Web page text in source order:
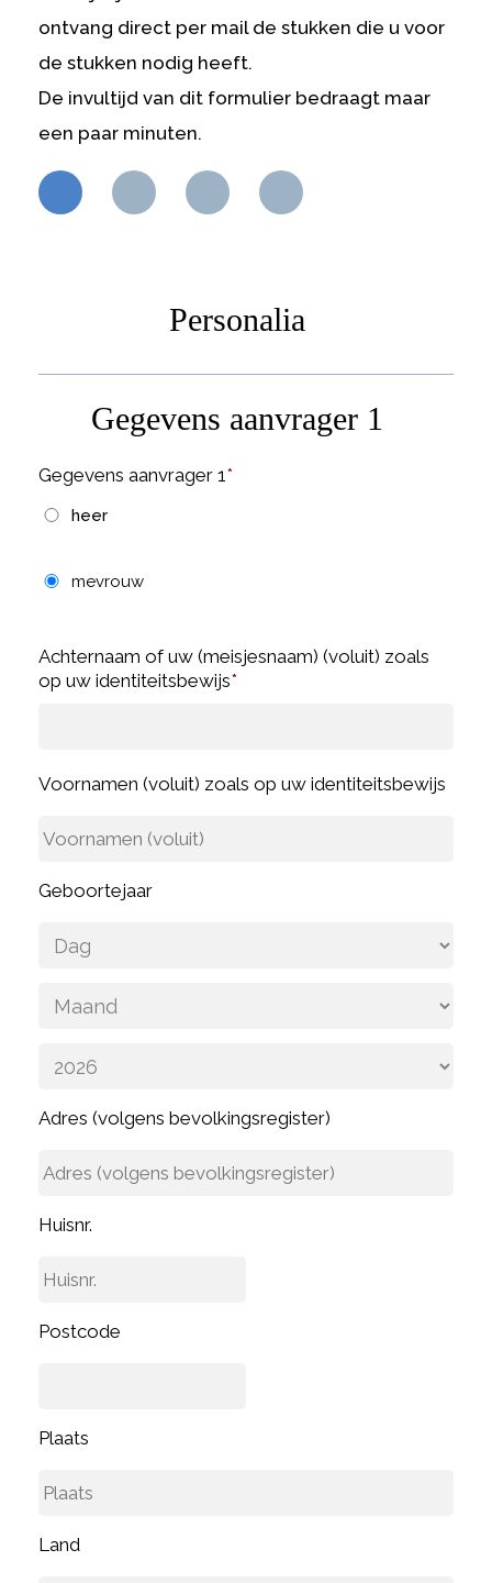
ontvang direct per mail de stukken die u voor
de stukken nodig heeft.
De invultijd van dit formulier bedraagt maar
een paar minuten.
Personalia
Gegevens aanvrager 1
Gegevens aanvrager 1*
heer
mevrouw
Achternaam of uw (meisjesnaam) (voluit) zoals
op uw identiteitsbewijs*
Voornamen (voluit) zoals op uw identiteitsbewijs
Geboortejaar
Adres (volgens bevolkingsregister)
Huisnr.
Postcode
Plaats
Land